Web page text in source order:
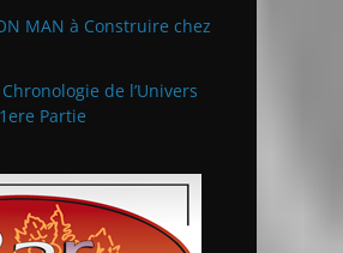
MAN à Construire chez
de l’Univers
Partie